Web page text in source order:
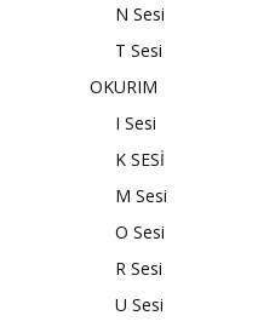
N Sesi
T Sesi
OKURIM
I Sesi
K SESİ
M Sesi
O Sesi
R Sesi
U Sesi